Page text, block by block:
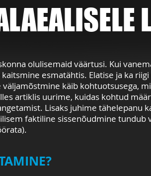
olulisemaid väärtusi. Kui
esmatähtis. Elatise ja ka
käib kohtuotsusega,
artiklis uurime, kuidas kohtud
Lisaks juhime tähelepanu
faktiline sissenõudmine tundub